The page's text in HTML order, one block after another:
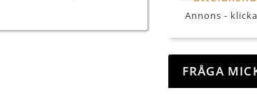
Annons -
FRÅGA